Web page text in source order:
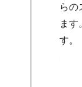
らの
ま
す。